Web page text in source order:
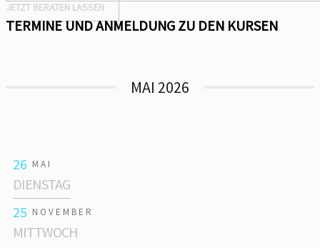
JETZT BERATEN LASSEN
TERMINE UND ANMELDUNG ZU DEN KURSEN
MAI 2026
26 MAI
DIENSTAG
25 NOVEMBER
MITTWOCH